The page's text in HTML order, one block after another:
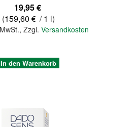
19,95 €
(159,60 € / 1 l)
,Zzgl.Versandkosten
In den Warenkorb